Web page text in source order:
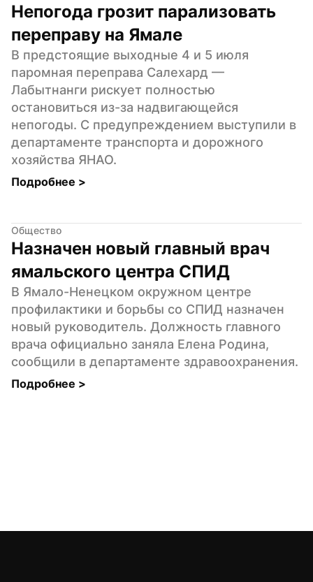
Непогода грозит парализовать
переправу на Ямале
В предстоящие выходные 4 и 5 июля
паромная переправа Салехард —
Лабытнанги рискует полностью
остановиться из-за надвигающейся
непогоды. С предупреждением выступили в
департаменте транспорта и дорожного
хозяйства ЯНАО.
Подробнее >
Общество
Назначен новый главный врач
ямальского центра СПИД
В Ямало-Ненецком окружном центре
профилактики и борьбы со СПИД назначен
новый руководитель. Должность главного
врача официально заняла Елена Родина,
сообщили в департаменте здравоохранения.
Подробнее >